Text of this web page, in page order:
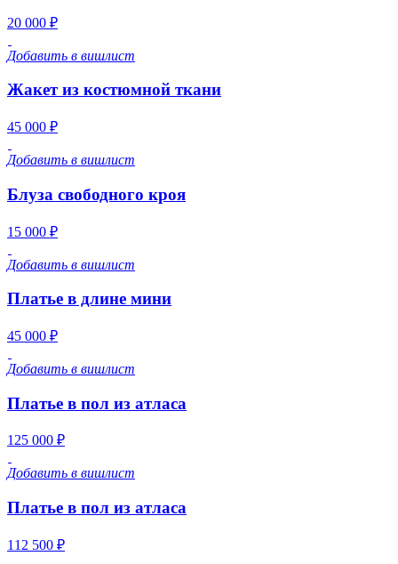
20 000 ₽
Добавить в вишлист
Жакет из костюмной ткани
45 000 ₽
Добавить в вишлист
Блуза свободного кроя
15 000 ₽
Добавить в вишлист
Платье в длине мини
45 000 ₽
Добавить в вишлист
Платье в пол из атласа
125 000 ₽
Добавить в вишлист
Платье в пол из атласа
112 500 ₽